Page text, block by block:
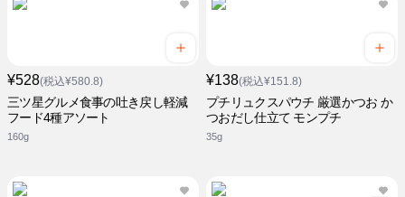
¥528(税込¥580.8)
三ツ星グルメ食事の吐き戻し軽減
フード4種アソート
160g
¥138(税込¥151.8)
プチリュクスパウチ 厳選かつお か
つおだし仕立て モンプチ
35g